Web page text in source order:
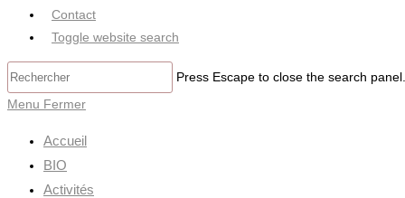
Contact
Toggle website search
Press Escape to close the search panel.
Menu Fermer
Accueil
BIO
Activités